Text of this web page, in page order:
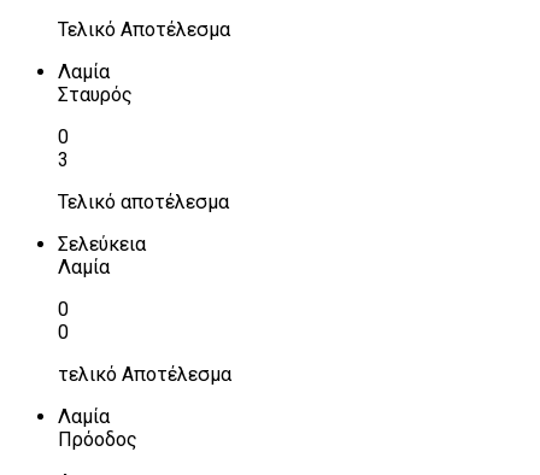
Τελικό Αποτέλεσμα
Λαμία
Σταυρός
0
3
Τελικό αποτέλεσμα
Σελεύκεια
Λαμία
0
0
τελικό Αποτέλεσμα
Λαμία
Πρόοδος